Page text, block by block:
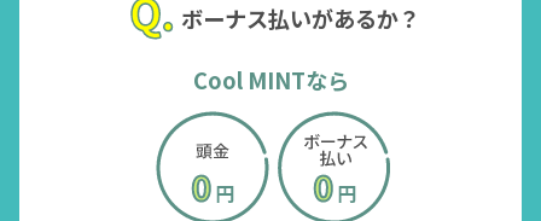
ボーナス払いがあるか？
Cool MINTなら